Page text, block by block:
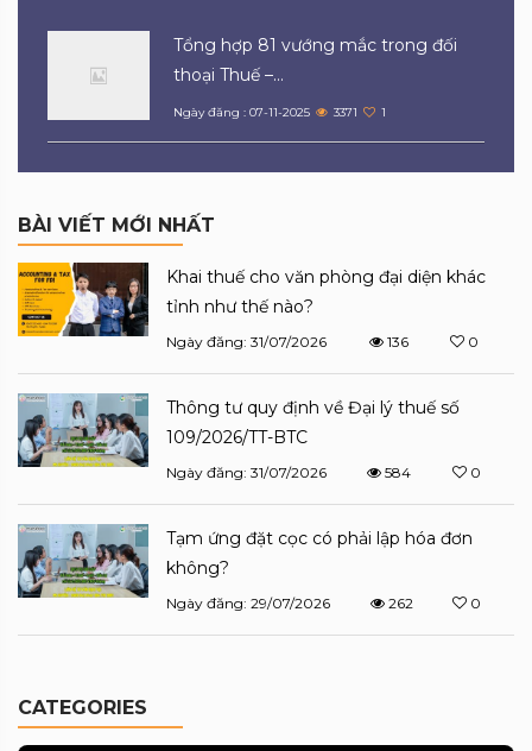
Tổng hợp 81 vướng mắc trong đối
thoại Thuế –...
Ngày đăng : 07-11-2025 3371 1
BÀI VIẾT MỚI NHẤT
Khai thuế cho văn phòng đại diện khác
tỉnh như thế nào?
Ngày đăng: 31/07/2026 136 0
Thông tư quy định về Đại lý thuế số
109/2026/TT-BTC
Ngày đăng: 31/07/2026 584 0
Tạm ứng đặt cọc có phải lập hóa đơn
không?
Ngày đăng: 29/07/2026 262 0
CATEGORIES